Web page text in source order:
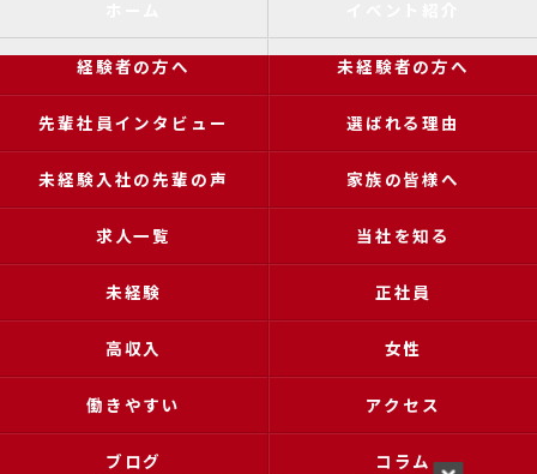
経験者の方へ 未経験者の方へ
先輩社員インタビュー 選ばれる理由
未経験入社の先輩の声 家族の皆様へ
求人一覧 当社を知る
未経験 正社員
高収入 女性
働きやすい アクセス
ブログ コラム